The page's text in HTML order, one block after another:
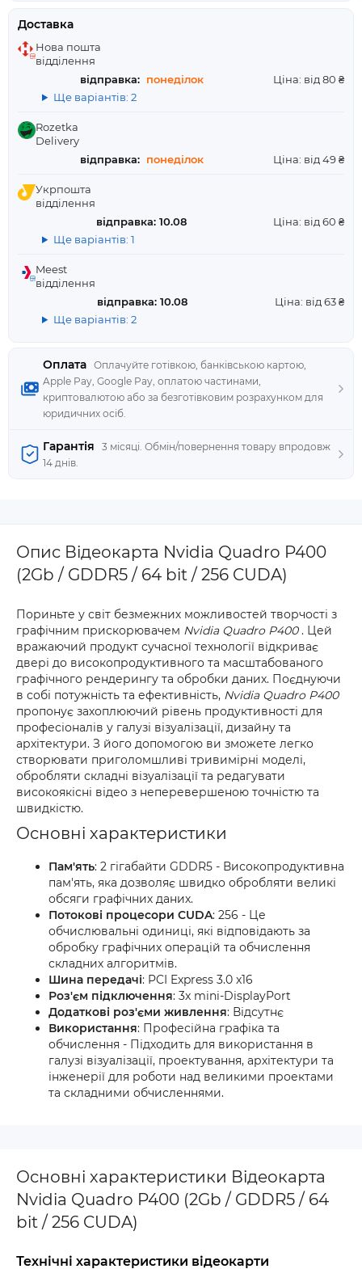
Оплата Оплачуйте готівкою, банківською картою,
Apple Pay, Google Pay, оплатою частинами,
криптовалютою або за безготівковим розрахунком для
юридичних осіб.
Доставка
Нова пошта
відділення
відправка: понеділок
Ціна: від 80 ₴
Ще варіантів: 2
Rozetka
Delivery
відправка: понеділок Ціна: від 49 ₴
Укрпошта
відділення
відправка: 10.08
Ціна: від 60 ₴
Ще варіантів: 1
Meest
відділення
відправка: 10.08
Ціна: від 63 ₴
Ще варіантів: 2
Гарантія
3 місяці. Обмін/повернення товару впродовж
14 днів.
Опис Відеокарта Nvidia Quadro P400
(2Gb / GDDR5 / 64 bit / 256 CUDA)
Пориньте у світ безмежних можливостей творчості з
графічним прискорювачем Nvidia Quadro P400. Цей
вражаючий продукт сучасної технології відкриває
двері до високопродуктивного та масштабованого
графічного рендерингу та обробки даних. Поєднуючи
в собі потужність та ефективність, Nvidia Quadro P400
пропонує захоплюючий рівень продуктивності для
професіоналів у галузі візуалізації, дизайну та
архітектури. З його допомогою ви зможете легко
створювати приголомшливі тривимірні моделі,
обробляти складні візуалізації та редагувати
високоякісні відео з неперевершеною точністю та
швидкістю.
Основні характеристики
Пам'ять: 2 гігабайти GDDR5 - Високопродуктивна
пам'ять, яка дозволяє швидко обробляти великі
обсяги графічних даних.
Потокові процесори CUDA: 256 - Це
обчислювальні одиниці, які відповідають за
обробку графічних операцій та обчислення
складних алгоритмів.
Шина передачі: PCI Express 3.0 x16
Роз'єм підключення: 3x mini-DisplayPort
Додаткові роз'єми живлення: Відсутнє
Використання: Професійна графіка та
обчислення - Підходить для використання в
галузі візуалізації, проектування, архітектури та
інженерії для роботи над великими проектами
та складними обчисленнями.
Основні характеристики Відеокарта
Nvidia Quadro P400 (2Gb / GDDR5 / 64
bit / 256 CUDA)
Технічні характеристики відеокарти